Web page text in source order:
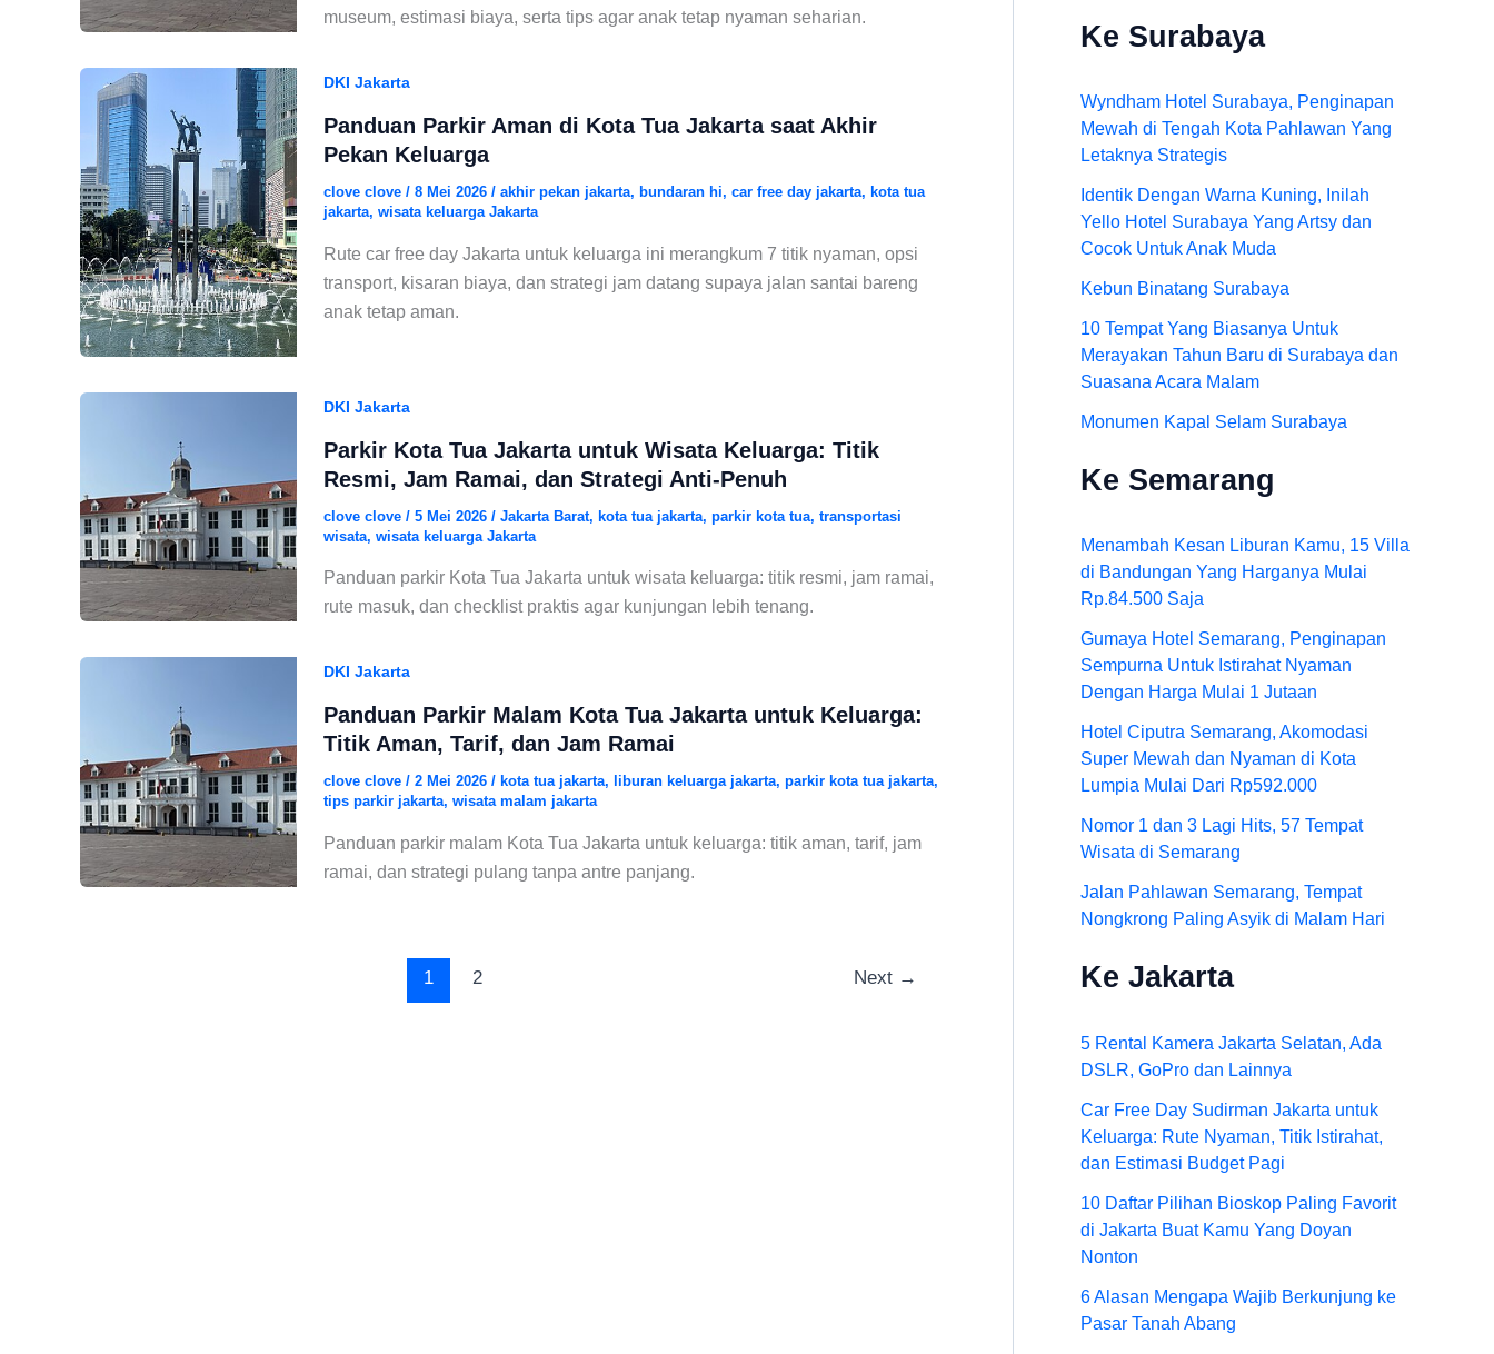
museum, estimasi biaya, serta tips agar anak tetap nyaman seharian.
DKI Jakarta
Panduan Parkir Aman di Kota Tua Jakarta saat Akhir
Pekan Keluarga
clove clove / 8 Mei 2026 / akhir pekan jakarta, bundaran hi, car free day jakarta, kota tua
jakarta, wisata keluarga Jakarta
Rute car free day Jakarta untuk keluarga ini merangkum 7 titik nyaman, opsi
transport, kisaran biaya, dan strategi jam datang supaya jalan santai bareng
anak tetap aman.
DKI Jakarta
Parkir Kota Tua Jakarta untuk Wisata Keluarga: Titik
Resmi, Jam Ramai, dan Strategi Anti-Penuh
clove clove / 5 Mei 2026 / Jakarta Barat, kota tua jakarta, parkir kota tua, transportasi
wisata, wisata keluarga Jakarta
Panduan parkir Kota Tua Jakarta untuk wisata keluarga: titik resmi, jam ramai,
rute masuk, dan checklist praktis agar kunjungan lebih tenang.
DKI Jakarta
Panduan Parkir Malam Kota Tua Jakarta untuk Keluarga:
Titik Aman, Tarif, dan Jam Ramai
clove clove / 2 Mei 2026 / kota tua jakarta, liburan keluarga jakarta, parkir kota tua jakarta,
tips parkir jakarta, wisata malam jakarta
Panduan parkir malam Kota Tua Jakarta untuk keluarga: titik aman, tarif, jam
ramai, dan strategi pulang tanpa antre panjang.
1 2 Next →
Ke Surabaya
Wyndham Hotel Surabaya, Penginapan
Mewah di Tengah Kota Pahlawan Yang
Letaknya Strategis
Identik Dengan Warna Kuning, Inilah
Yello Hotel Surabaya Yang Artsy dan
Cocok Untuk Anak Muda
Kebun Binatang Surabaya
10 Tempat Yang Biasanya Untuk
Merayakan Tahun Baru di Surabaya dan
Suasana Acara Malam
Monumen Kapal Selam Surabaya
Ke Semarang
Menambah Kesan Liburan Kamu, 15 Villa
di Bandungan Yang Harganya Mulai
Rp.84.500 Saja
Gumaya Hotel Semarang, Penginapan
Sempurna Untuk Istirahat Nyaman
Dengan Harga Mulai 1 Jutaan
Hotel Ciputra Semarang, Akomodasi
Super Mewah dan Nyaman di Kota
Lumpia Mulai Dari Rp592.000
Nomor 1 dan 3 Lagi Hits, 57 Tempat
Wisata di Semarang
Jalan Pahlawan Semarang, Tempat
Nongkrong Paling Asyik di Malam Hari
Ke Jakarta
5 Rental Kamera Jakarta Selatan, Ada
DSLR, GoPro dan Lainnya
Car Free Day Sudirman Jakarta untuk
Keluarga: Rute Nyaman, Titik Istirahat,
dan Estimasi Budget Pagi
10 Daftar Pilihan Bioskop Paling Favorit
di Jakarta Buat Kamu Yang Doyan
Nonton
6 Alasan Mengapa Wajib Berkunjung ke
Pasar Tanah Abang